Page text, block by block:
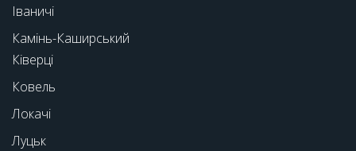
Іваничі
Камінь-Каширський
Ківерці
Ковель
Локачі
Луцьк